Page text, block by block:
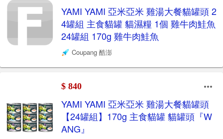
YAMI YAMI 亞米亞米 雞湯大餐貓罐頭 2
4罐組 主食貓罐 貓濕糧 1個 雞牛肉鮭魚
24罐組 170g 雞牛肉鮭魚
Coupang 酷澎
$ 840
YAMI YAMI 亞米亞米 雞湯大餐貓罐頭
【24罐組】170g 主食貓罐 貓罐頭『W
ANG』